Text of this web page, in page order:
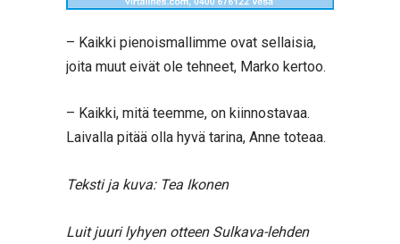
– Kaikki pienoismallimme ovat sellaisia,
joita muut eivät ole tehneet, Marko kertoo.
– Kaikki, mitä teemme, on kiinnostavaa.
Laivalla pitää olla hyvä tarina, Anne toteaa.
Teksti ja kuva: Tea Ikonen
Luit juuri lyhyen otteen Sulkava-lehden